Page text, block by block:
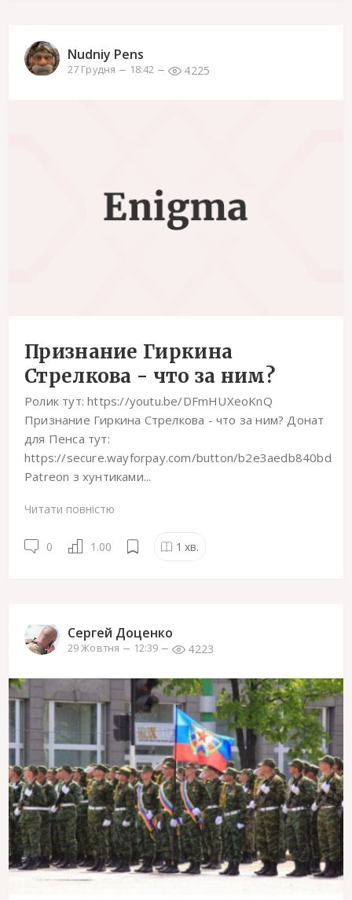
Nudniy Pens
27 Грудня 18:42 4225
Признание Гиркина
Стрелкова - что за ним?
Ролик тут: https://youtu.be/DFmHUXeoKnQ
Признание Гиркина Стрелкова - что за ним? Донат
для Пенса тут:
https://secure.wayforpay.com/button/b2e3aedb840bd
Patreon з хунтиками...
Читати повністю
0 1.00 1 хв.
Сергей Доценко
29 Жовтня 12:39 4223